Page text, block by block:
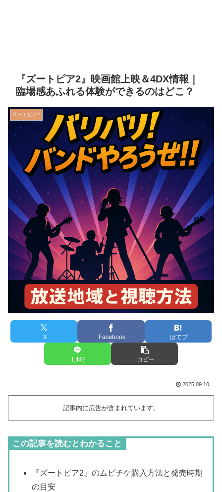
『ズートピア2』映画館上映＆4DX情報｜
臨場感あふれる体験ができるのはどこ？
ズートピア2
X Facebook はてブ
LINE コピー
2025.09.10
記事内に広告が含まれています。
この記事を読むとわかること
『ズートピア2』のムビチケ購入方法と発売時期
の目安